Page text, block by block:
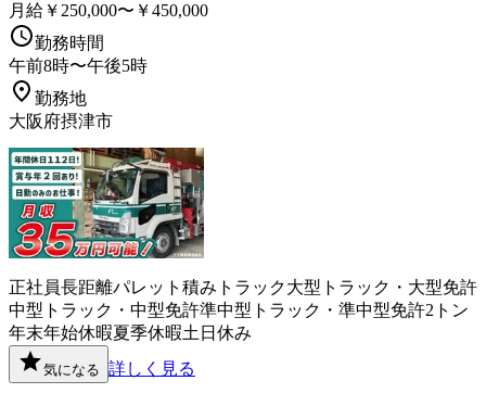
月給￥250,000〜￥450,000
勤務時間
午前8時〜午後5時
勤務地
大阪府摂津市
正社員長距離パレット積み トラック大型トラック・大型免許
中型トラック・中型免許準中型トラック・準中型免許2トン
年末年始休暇夏季休暇土日休み
気になる 詳しく見る